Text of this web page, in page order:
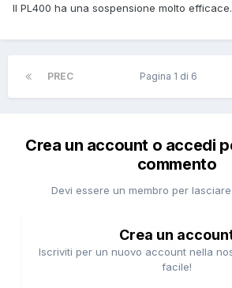
Il PL400 ha una sospensione molto efficace.
PREC Pagina 1 di 6
Crea un account o accedi
commento
Devi essere un membro per
Crea un
Iscriviti per un nuovo account nella
facile!